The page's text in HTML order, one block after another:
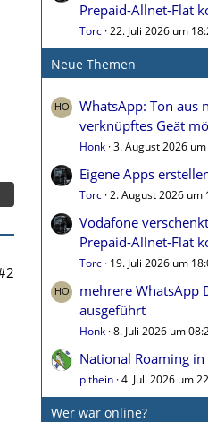
Prepaid-Allnet-Flat
Torc 22. Juli 2026 um
Neue Themen
WhatsApp: Ton aus
verknüpftes Geät
Honk 3. August 2026
Eigene Apps
Torc 2. August 2026 um
Vodafone
Prepaid-Allnet-Flat
Torc 19. Juli 2026 um
mehrere WhatsApp
ausgeführt
Honk 8. Juli 2026 um
National Roaming in
pithein 4. Juli 2026 um
Wer war online?